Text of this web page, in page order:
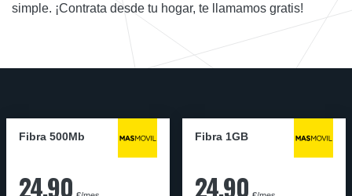
simple. ¡Contrata desde tu hogar, te llamamos gratis!
Fibra 500Mb
24,90
Fibra 1GB
24,90